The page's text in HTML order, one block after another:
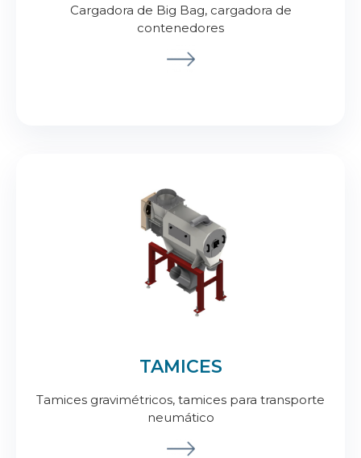
Cargadora de Big Bag, cargadora de
contenedores
TAMICES
Tamices gravimétricos, tamices para transporte
neumático